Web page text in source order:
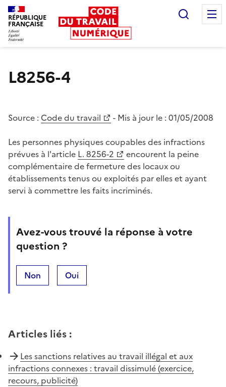
RÉPUBLIQUE
FRANÇAISE
L8256-4
Source : Code du travail - Mis à jour le : 01/05/2008
Les personnes physiques coupables des infractions
prévues à l'article L. 8256-2
encourent la peine
complémentaire de fermeture des locaux ou
établissements tenus ou exploités par elles et ayant
servi à commettre les faits incriminés.
Avez-vous trouvé la réponse à votre
question ?
Non Oui
Articles liés :
Les sanctions relatives au travail illégal et aux
infractions connexes : travail dissimulé (exercice,
recours, publicité)